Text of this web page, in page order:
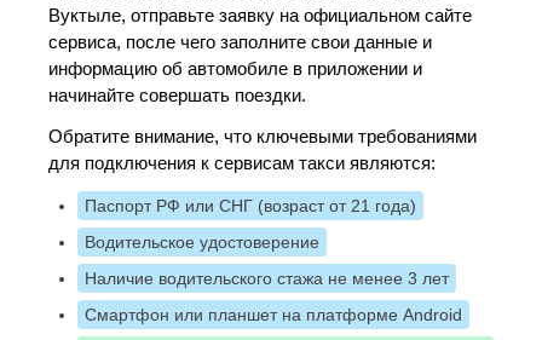
Вуктыле, отправьте заявку на официальном сайте
сервиса, после чего заполните свои данные и
информацию об автомобиле в приложении и
начинайте совершать поездки.
Обратите внимание, что ключевыми требованиями
для подключения к сервисам такси являются:
Паспорт РФ или СНГ (возраст от 21 года)
Водительское удостоверение
Наличие водительского стажа не менее 3 лет
Смартфон или планшет на платформе Android